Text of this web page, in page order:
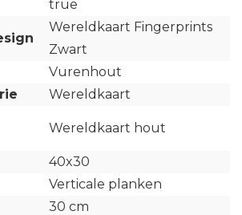
true
Wereldkaart Fingerprints
Zwart
Vurenhout
Wereldkaart
Wereldkaart hout
40x30
Verticale planken
30 cm